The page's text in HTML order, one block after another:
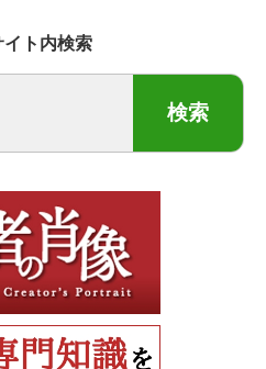
イト内検索
検索